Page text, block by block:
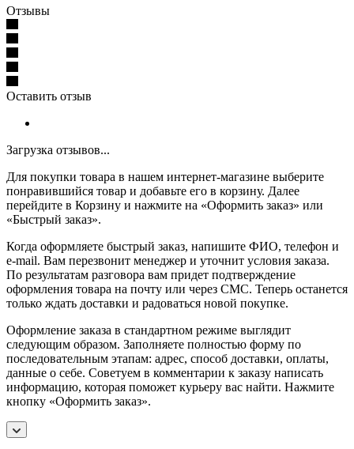
Отзывы
Оставить отзыв
Загрузка отзывов...
Для покупки товара в нашем интернет-магазине выберите
понравившийся товар и добавьте его в корзину. Далее
перейдите в Корзину и нажмите на «Оформить заказ» или
«Быстрый заказ».
Когда оформляете быстрый заказ, напишите ФИО, телефон и
e-mail. Вам перезвонит менеджер и уточнит условия заказа.
По результатам разговора вам придет подтверждение
оформления товара на почту или через СМС. Теперь останется
только ждать доставки и радоваться новой покупке.
Оформление заказа в стандартном режиме выглядит
следующим образом. Заполняете полностью форму по
последовательным этапам: адрес, способ доставки, оплаты,
данные о себе. Советуем в комментарии к заказу написать
информацию, которая поможет курьеру вас найти. Нажмите
кнопку «Оформить заказ».